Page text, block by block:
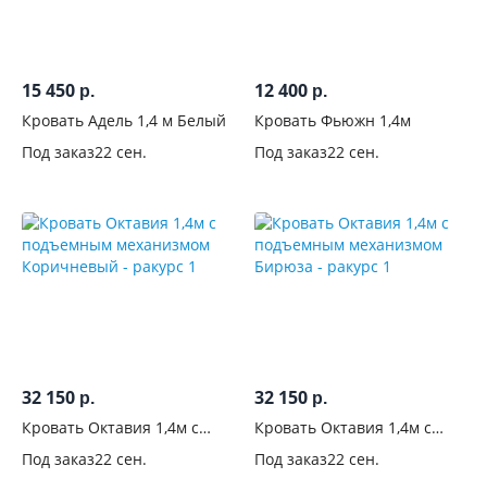
15 450 р.
Кровать Адель 1,4 м Белый
Под заказ22 сен.
12 400 р.
Кровать Фьюжн 1,4м
Под заказ22 сен.
32 150 р.
Кровать Октавия 1,4м с
Коричневый
Под заказ22 сен.
32 150 р.
Кровать Октавия 1,4м с
Бирюза
Под заказ22 сен.
Основание
кровати
Подъемный
С
бельевым
ящиками
С